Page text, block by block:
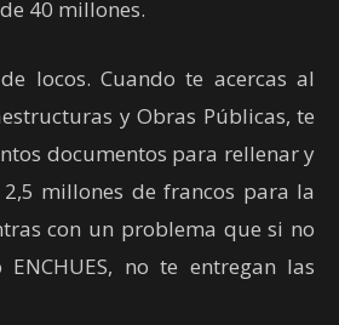
40 millones.
locos. Cuando te acercas al
y Obras Públicas, te
documentos para rellenar y
millones de francos para la
con un problema que si no
ENCHUES, no te entregan las